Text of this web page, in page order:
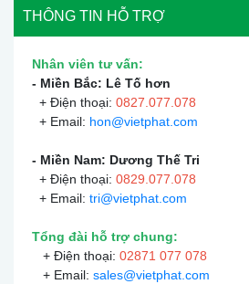
THÔNG TIN HỖ TRỢ
Nhân viên tư vấn:
- Miền Bắc: Lê Tố hơn
+ Điện thoại: 0827.077.078
+ Email: hon@vietphat.com
- Miền Nam: Dương Thế Tri
+ Điện thoại: 0829.077.078
+ Email: tri@vietphat.com
Tổng đài hỗ trợ chung:
+ Điện thoại: 02871 077 078
+ Email: sales@vietphat.com